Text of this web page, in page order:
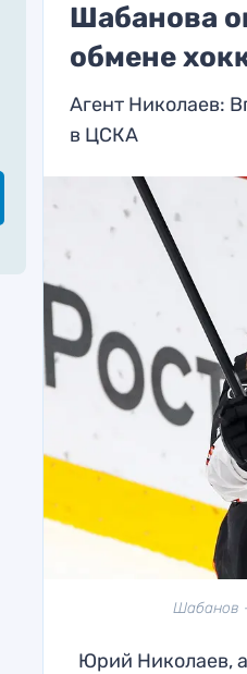
Шабанова
обмене
Агент Николаев:
в ЦСКА
Шабанов
Юрий Николаев,